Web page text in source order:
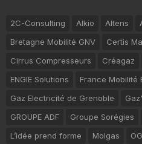
2C-Consulting Alkio Altens
Bretagne Mobilité GNV
Certis
Cirrus Compresseurs
Créagaz
ENGIE Solutions
France Mobilité
Gaz Electricité de Grenoble
GROUPE ADF
Groupe Sorégies
L’idée prend forme
Molgas